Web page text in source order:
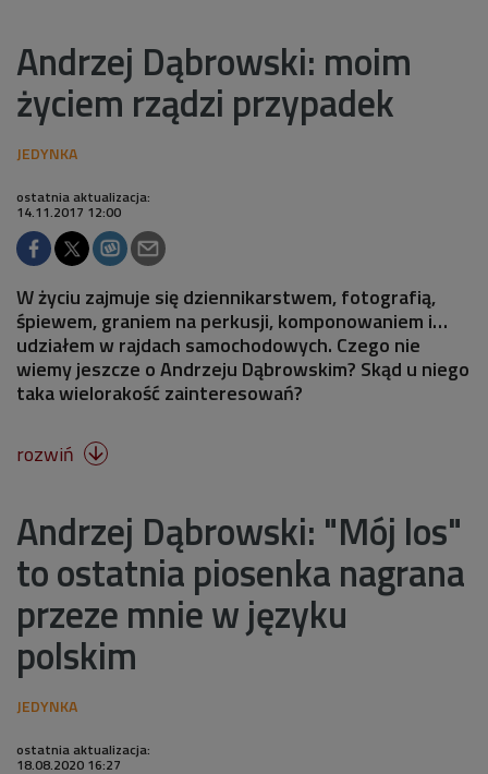
Andrzej Dąbrowski: moim
życiem rządzi przypadek
ostatnia aktualizacja:
14.11.2017 12:00
W życiu zajmuje się dziennikarstwem, fotografią,
śpiewem, graniem na perkusji, komponowaniem i…
udziałem w rajdach samochodowych. Czego nie
wiemy jeszcze o Andrzeju Dąbrowskim? Skąd u niego
taka wielorakość zainteresowań?
rozwiń 
Andrzej Dąbrowski: "Mój los"
to ostatnia piosenka nagrana
przeze mnie w języku
polskim
ostatnia aktualizacja:
18.08.2020 16:27